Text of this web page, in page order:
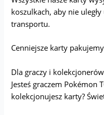
koszulkach, aby nie
transportu.
Cenniejsze karty
Dla graczy i kolekcjonerów
Jesteś graczem Pokémon
kolekcjonujesz karty?